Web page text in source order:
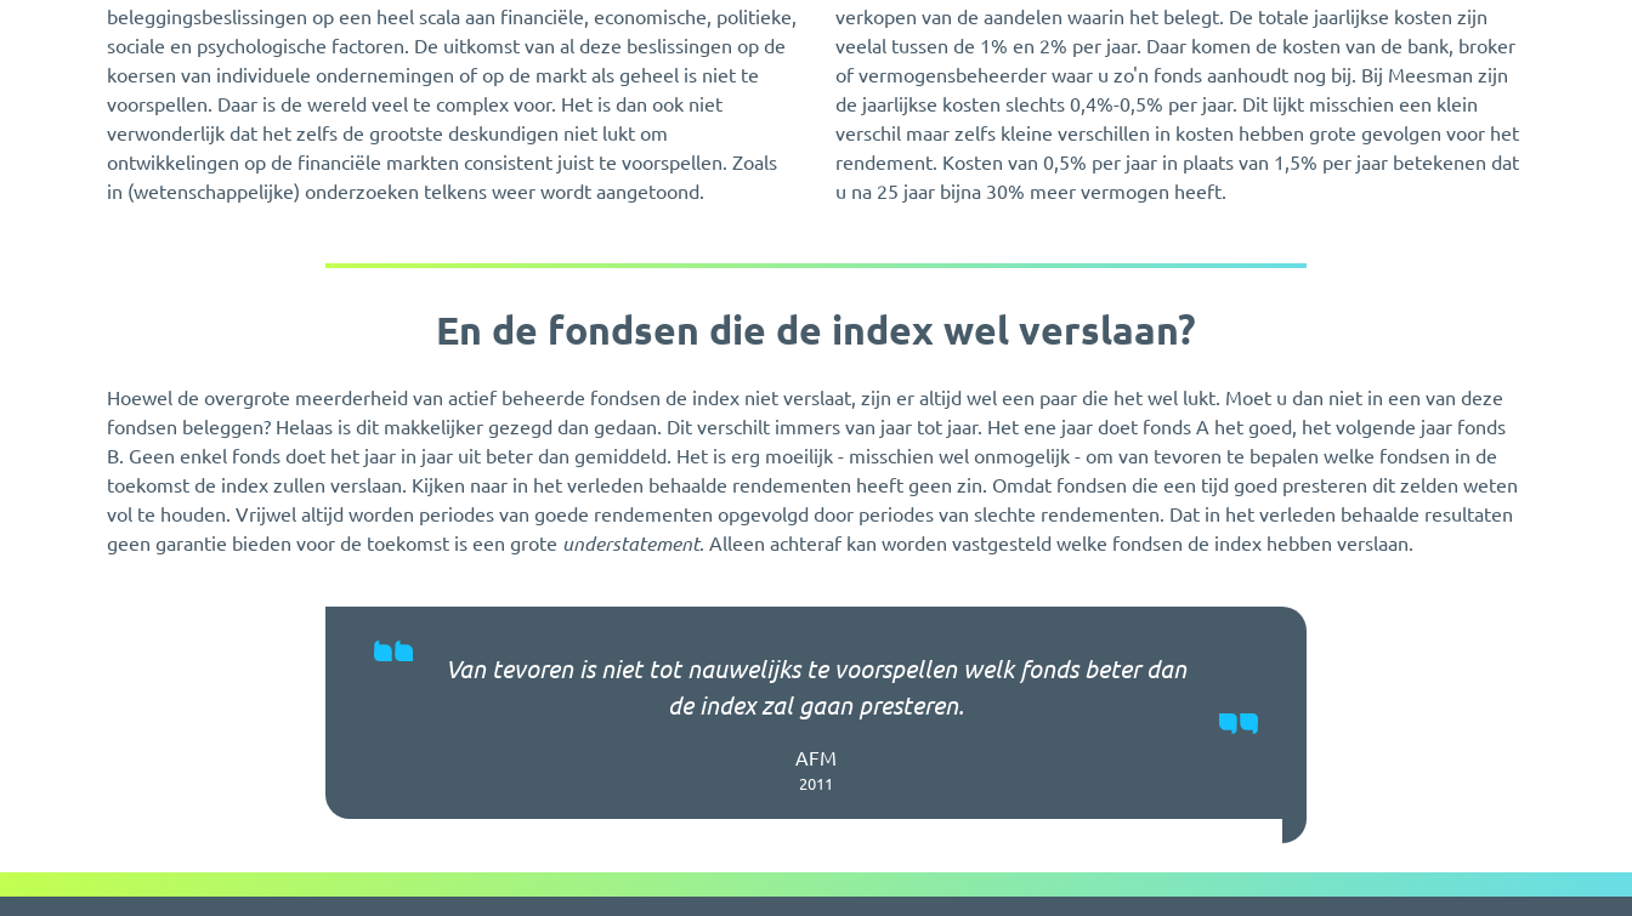
beleggingsbeslissingen op een heel scala aan financiële, economische, politieke,
sociale en psychologische factoren. De uitkomst van al deze beslissingen op de
koersen van individuele ondernemingen of op de markt als geheel is niet te
voorspellen. Daar is de wereld veel te complex voor. Het is dan ook niet
verwonderlijk dat het zelfs de grootste deskundigen niet lukt om
ontwikkelingen op de financiële markten consistent juist te voorspellen. Zoals
in (wetenschappelijke) onderzoeken telkens weer wordt aangetoond.
verkopen van de aandelen waarin het belegt. De totale jaarlijkse kosten zijn
veelal tussen de 1% en 2% per jaar. Daar komen de kosten van de bank, broker
of vermogensbeheerder waar u zo'n fonds aanhoudt nog bij. Bij Meesman zijn
de jaarlijkse kosten slechts 0,4%-0,5% per jaar. Dit lijkt misschien een klein
verschil maar zelfs kleine verschillen in kosten hebben grote gevolgen voor het
rendement. Kosten van 0,5% per jaar in plaats van 1,5% per jaar betekenen dat
u na 25 jaar bijna 30% meer vermogen heeft.
En de fondsen die de index wel verslaan?
Hoewel de overgrote meerderheid van actief beheerde fondsen de index niet verslaat, zijn er altijd wel een paar die het wel lukt. Moet u dan niet in een van deze
fondsen beleggen? Helaas is dit makkelijker gezegd dan gedaan. Dit verschilt immers van jaar tot jaar. Het ene jaar doet fonds A het goed, het volgende jaar fonds
B. Geen enkel fonds doet het jaar in jaar uit beter dan gemiddeld. Het is erg moeilijk - misschien wel onmogelijk - om van tevoren te bepalen welke fondsen in de
toekomst de index zullen verslaan. Kijken naar in het verleden behaalde rendementen heeft geen zin. Omdat fondsen die een tijd goed presteren dit zelden weten
vol te houden. Vrijwel altijd worden periodes van goede rendementen opgevolgd door periodes van slechte rendementen. Dat in het verleden behaalde resultaten
geen garantie bieden voor de toekomst is een grote understatement. Alleen achteraf kan worden vastgesteld welke fondsen de index hebben verslaan.
Van tevoren is niet tot nauwelijks te voorspellen welk fonds beter dan
de index zal gaan presteren.
AFM
2011